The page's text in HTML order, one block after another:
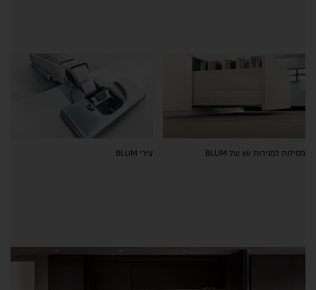
מסילות למגירות עץ של BLUM צירי BLUM